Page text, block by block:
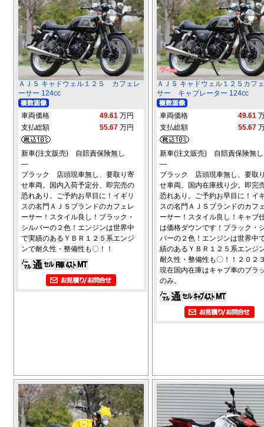
ＡＪＳ キャドウェル１２５ カフェレ
ーサー 124cc
車両価格 49.61 万円
支払総額
55.67 万円
新車(注文販売) 自賠責保険無し
―
ブラック 店頭現車無し、要取り寄
せ車両。国内入荷予定分、即完売の
恐れあり。ご予約お早目に！イギリ
スの名門ＡＪＳブランドのカフェレ
ーサー！スタイル良し！ブラック・
シルバーの２色！エンジンは世界中
で実績のあるＹＢＲ１２５系エンジ
ンで耐久性・整備性も〇！！
ＡＪＳ キャドウェル１２５カフ
サー キャブレーター 124cc
車両価格 49.61
支払総額
55.67
新車(注文販売) 自賠責保険無し
―
ブラック 店頭現車無し、要取
せ車両。国内在庫残り少。即完
恐れあり。ご予約お早目に！イ
スの名門ＡＪＳブランドのカフ
ーサー！スタイル良し！キャブ
は価格ダウンです！ブラック・
バーの２色！エンジンは世界中
績のあるＹＢＲ１２５系エンジ
耐久性・整備性も〇！！２０２
現在国内在庫はキャブ車のブラ
のみ。